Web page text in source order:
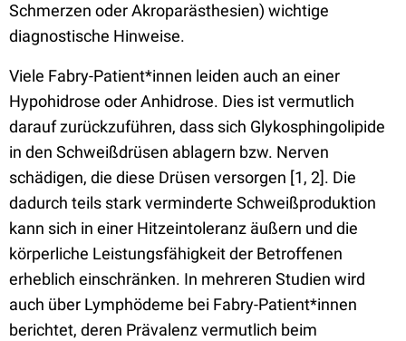
Schmerzen oder Akroparästhesien) wichtige
diagnostische Hinweise.
Viele Fabry-Patient*innen leiden auch an einer
Hypohidrose oder Anhidrose. Dies ist vermutlich
darauf zurückzuführen, dass sich Glykosphingolipide
in den Schweißdrüsen ablagern bzw. Nerven
schädigen, die diese Drüsen versorgen [1, 2]. Die
dadurch teils stark verminderte Schweißproduktion
kann sich in einer Hitzeintoleranz äußern und die
körperliche Leistungsfähigkeit der Betroffenen
erheblich einschränken. In mehreren Studien wird
auch über Lymphödeme bei Fabry-Patient*innen
berichtet, deren Prävalenz vermutlich beim